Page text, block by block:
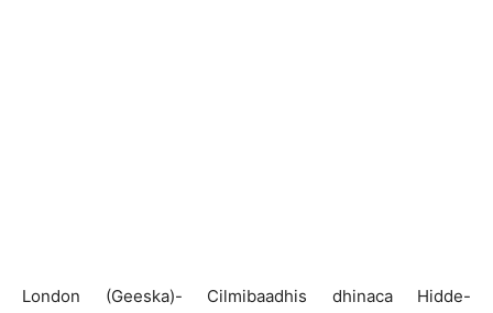
London (Geeska)- Cilmibaadhis dhinaca Hidde-